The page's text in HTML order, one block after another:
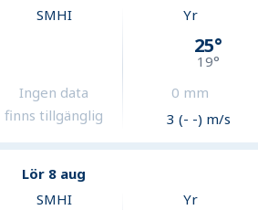
SMHI
Ingen data
finns tillgänglig
Yr
25°
19°
0 mm
3 (- -) m/s
Lör 8 aug
SMHI Yr